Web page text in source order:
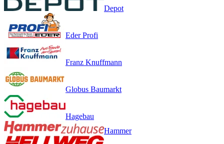
Depot
Eder Profi
Franz Knuffmann
Globus Baumarkt
Hagebau
Hammer